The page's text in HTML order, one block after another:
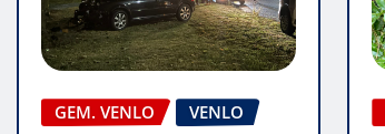
GEM. VENLO VENLO